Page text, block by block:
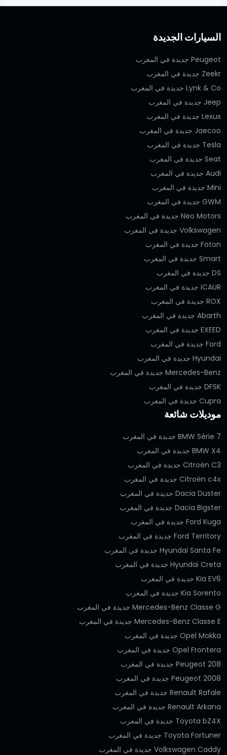
السيارات الجديدة
Peugeot جديدة في المغرب
Zeekr جديدة في المغرب
Lynk & Co جديدة في المغرب
Jeep جديدة في المغرب
Lexus جديدة في المغرب
Jaecoo جديدة في المغرب
Tesla جديدة في المغرب
Seat جديدة في المغرب
Audi جديدة في المغرب
Mini جديدة في المغرب
GWM جديدة في المغرب
Neo Motors جديدة في المغرب
Volkswagen جديدة في المغرب
Foton جديدة في المغرب
Smart جديدة في المغرب
DS جديدة في المغرب
iCAUR جديدة في المغرب
ROX جديدة في المغرب
Abarth جديدة في المغرب
EXEED جديدة في المغرب
Ford جديدة في المغرب
Hyundai جديدة في المغرب
Mercedes-Benz جديدة في المغرب
DFSK جديدة في المغرب
Cupra جديدة في المغرب
موديلات شائعة
BMW Série 7 جديدة في المغرب
BMW X4 جديدة في المغرب
Citroën C3 جديدة في المغرب
Citroën c4x جديدة في المغرب
Dacia Duster جديدة في المغرب
Dacia Bigster جديدة في المغرب
Ford Kuga جديدة في المغرب
Ford Territory جديدة في المغرب
Hyundai Santa Fe جديدة في المغرب
Hyundai Creta جديدة في المغرب
Kia EV6 جديدة في المغرب
Kia Sorento جديدة في المغرب
Mercedes-Benz Classe G جديدة في المغرب
Mercedes-Benz Classe E جديدة في المغرب
Opel Mokka جديدة في المغرب
Opel Frontera جديدة في المغرب
Peugeot 208 جديدة في المغرب
Peugeot 2008 جديدة في المغرب
Renault Rafale جديدة في المغرب
Renault Arkana جديدة في المغرب
Toyota bZ4X جديدة في المغرب
Toyota Fortuner جديدة في المغرب
Volkswagen Caddy جديدة في المغرب